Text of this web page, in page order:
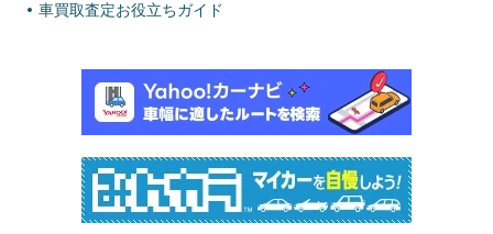
車買取査定お役立ちガイド